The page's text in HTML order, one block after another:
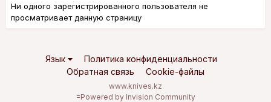
Ни одного зарегистрированного пользователя не
просматривает данную страницу
Язык
Политика конфиденциальности
Обратная связь
Cookie-файлы
www.knives.kz
=Powered by Invision Community